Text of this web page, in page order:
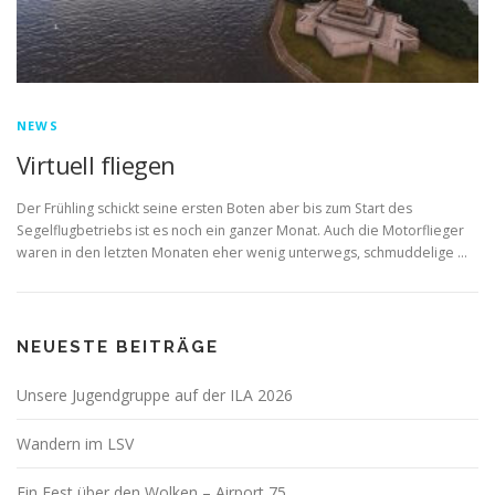
NEWS
Virtuell fliegen
Der Frühling schickt seine ersten Boten aber bis zum Start des
Segelflugbetriebs ist es noch ein ganzer Monat. Auch die Motorflieger
waren in den letzten Monaten eher wenig unterwegs, schmuddelige …
NEUESTE BEITRÄGE
Unsere Jugendgruppe auf der ILA 2026
Wandern im LSV